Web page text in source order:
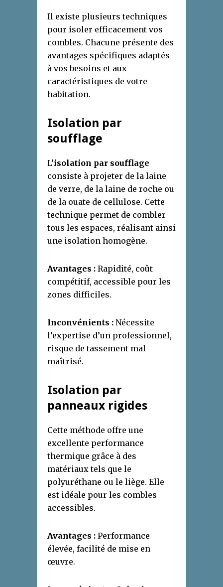
Il existe plusieurs techniques
pour isoler efficacement vos
combles. Chacune présente des
avantages spécifiques adaptés
à vos besoins et aux
caractéristiques de votre
habitation.
Isolation par
soufflage
L’isolation par soufflage
consiste à projeter de la laine
de verre, de la laine de roche ou
de la ouate de cellulose. Cette
technique permet de combler
tous les espaces, réalisant ainsi
une isolation homogène.
Avantages : Rapidité, coût
compétitif, accessible pour les
zones difficiles.
Inconvénients : Nécessite
l’expertise d’un professionnel,
risque de tassement mal
maîtrisé.
Isolation par
panneaux rigides
Cette méthode offre une
excellente performance
thermique grâce à des
matériaux tels que le
polyuréthane ou le liège. Elle
est idéale pour les combles
accessibles.
Avantages : Performance
élevée, facilité de mise en
œuvre.